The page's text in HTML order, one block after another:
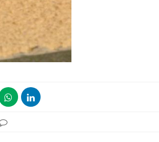
:
travail
plus en plus
: une
aurait